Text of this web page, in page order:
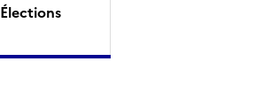
Élections